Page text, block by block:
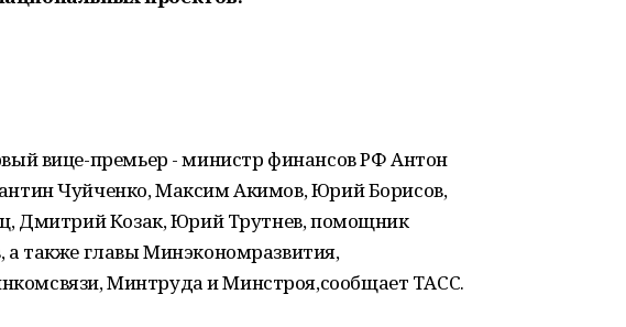
вице-премьер - министр финансов РФ Антон
Чуйченко, Максим Акимов, Юрий Борисов,
Дмитрий Козак, Юрий Трутнев, помощник
а также главы Минэкономразвития,
Минтруда и Минстроя,сообщает ТАСС.